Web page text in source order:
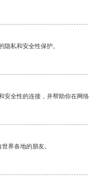
私和安全性保护。
全性的连接，并帮助你在网络
界各地的朋友。